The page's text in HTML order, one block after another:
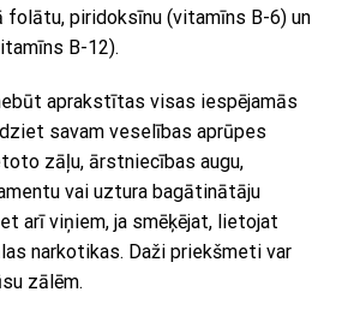
folātu, piridoksīnu (vitamīns B-6) un
B-12).
aprakstītas visas iespējamās
savam veselības aprūpes
zāļu, ārstniecības augu,
vai uztura bagātinātāju
arī viņiem, ja smēķējat, lietojat
narkotikas. Daži priekšmeti var
zālēm.